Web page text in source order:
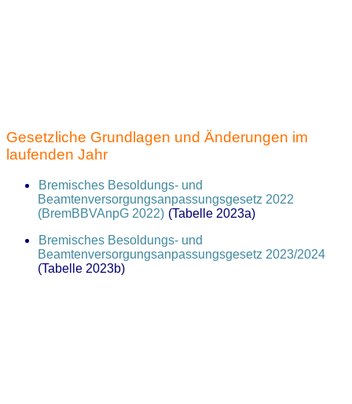
Gesetzliche Grundlagen und Änderungen im
laufenden Jahr
Bremisches Besoldungs- und
Beamtenversorgungsanpassungsgesetz 2022
(BremBBVAnpG 2022) (Tabelle 2023a)
Bremisches Besoldungs- und
Beamtenversorgungsanpassungsgesetz 2023/2024
(Tabelle 2023b)